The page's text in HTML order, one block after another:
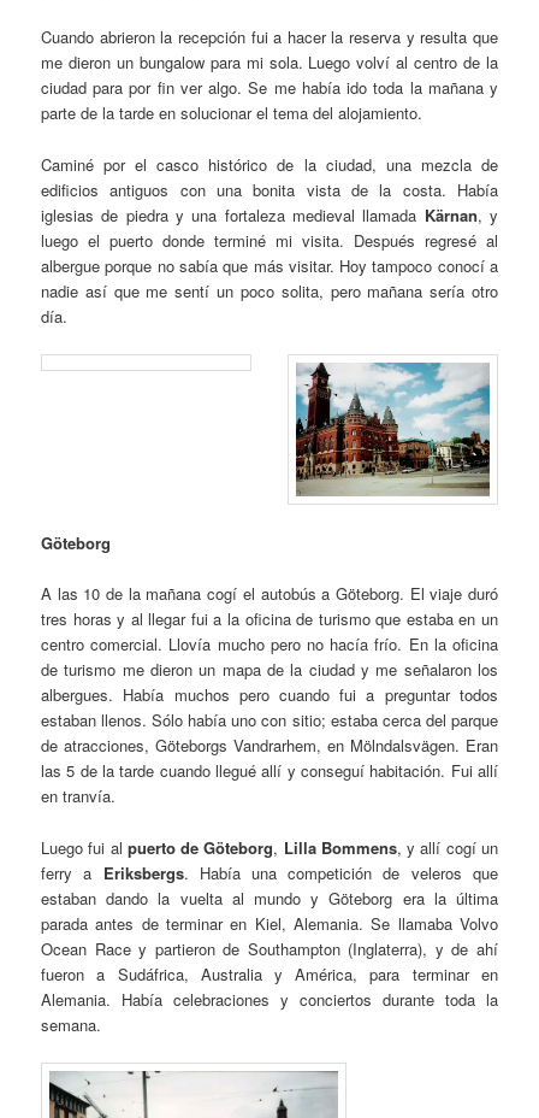
Cuando abrieron la recepción fui a hacer la reserva y resulta que
me dieron un bungalow para mi sola. Luego volví al centro de la
ciudad para por fin ver algo. Se me había ido toda la mañana y
parte de la tarde en solucionar el tema del alojamiento.
Caminé por el casco histórico de la ciudad, una mezcla de
edificios antiguos con una bonita vista de la costa. Había
iglesias de piedra y una fortaleza medieval llamada Kärnan, y
luego el puerto donde terminé mi visita. Después regresé al
albergue porque no sabía que más visitar. Hoy tampoco conocí a
nadie así que me sentí un poco solita, pero mañana sería otro
día.
Göteborg
A las 10 de la mañana cogí el autobús a Göteborg. El viaje duró
tres horas y al llegar fui a la oficina de turismo que estaba en un
centro comercial. Llovía mucho pero no hacía frío. En la oficina
de turismo me dieron un mapa de la ciudad y me señalaron los
albergues. Había muchos pero cuando fui a preguntar todos
estaban llenos. Sólo había uno con sitio; estaba cerca del parque
de atracciones, Göteborgs Vandrarhem, en Mölndalsvägen. Eran
las 5 de la tarde cuando llegué allí y conseguí habitación. Fui allí
en tranvía.
Luego fui al puerto de Göteborg, Lilla Bommens, y allí cogí un
ferry a Eriksbergs. Había una competición de veleros que
estaban dando la vuelta al mundo y Göteborg era la última
parada antes de terminar en Kiel, Alemania. Se llamaba Volvo
Ocean Race y partieron de Southampton (Inglaterra), y de ahí
fueron a Sudáfrica, Australia y América, para terminar en
Alemania. Había celebraciones y conciertos durante toda la
semana.